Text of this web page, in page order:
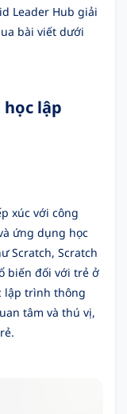
Leader Hub giải
bài viết dưới
lập
xúc với công
ứng dụng học
Scratch, Scratch
biến đối với trẻ ở
lập trình thông
tâm và thú vị,